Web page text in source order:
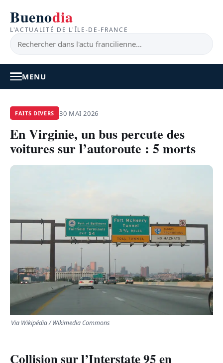
Buenodia
L'ACTUALITÉ DE L'ÎLE-DE-FRANCE
MENU
ACTUALITÉ
TRANSPORTS
ÉCONOMIE
POLITIQUE
SPORT
FAITS DIVERS 30 MAI 2026
En Virginie, un bus percute des
voitures sur l’autoroute : 5 morts
Via Wikipédia / Wikimedia Commons
Collision sur l’Interstate 95 en